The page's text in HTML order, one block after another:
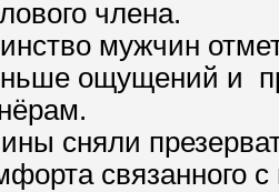
члена.
мужчин
ощущений и
сняли
связанного